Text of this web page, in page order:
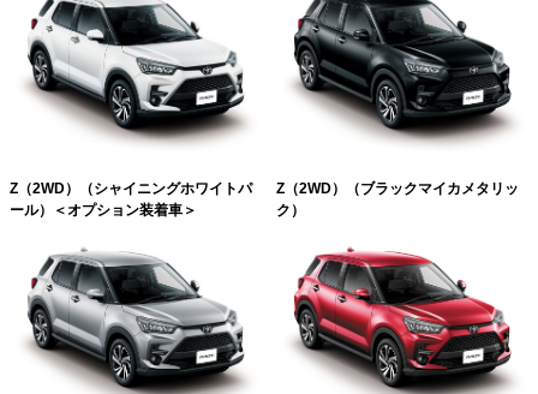
Z（2WD）（シャイニングホワイトパ
ール）＜オプション装着車＞
Z（2WD）（ブラックマイカメタリッ
ク）